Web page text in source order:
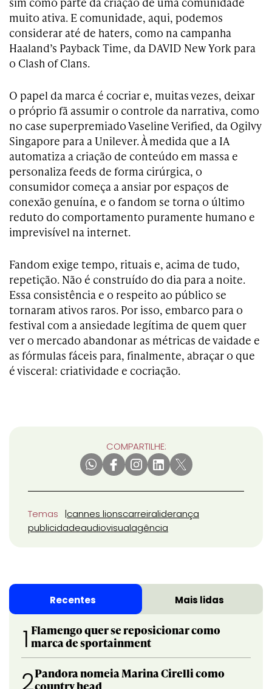
muito ativa. E comunidade, aqui, podemos
considerar até de haters, como na campanha
Haaland’s Payback Time, da DAVID New York para
o Clash of Clans.
O papel da marca é cocriar e, muitas vezes, deixar
o próprio fã assumir o controle da narrativa, como
no case superpremiado Vaseline Verified, da Ogilvy
Singapore para a Unilever. À medida que a IA
automatiza a criação de conteúdo em massa e
personaliza feeds de forma cirúrgica, o
consumidor começa a ansiar por espaços de
conexão genuína, e o fandom se torna o último
reduto do comportamento puramente humano e
imprevisível na internet.
Fandom exige tempo, rituais e, acima de tudo,
repetição. Não é construído do dia para a noite.
Essa consistência e o respeito ao público se
tornaram ativos raros. Por isso, embarco para o
festival com a ansiedade legítima de quem quer
ver o mercado abandonar as métricas de vaidade e
as fórmulas fáceis para, finalmente, abraçar o que
é visceral: criatividade e cocriação.
COMPARTILHE:
Temas cannes lionscarreiraliderança
publicidadeaudiovisualagência
Recentes Mais lidas
1 Flamengo quer se reposicionar como
marca de sportainment
2Pandora nomeia Marina Cirelli como
country head